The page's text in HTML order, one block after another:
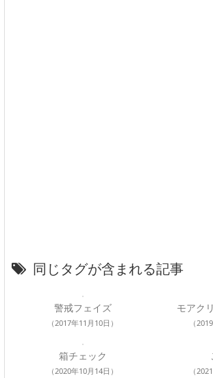
同じタグが含まれる記事
警戒フェイズ
（2017年11月10日）
モアク
（
箱チェック
（2020年10月14日） （